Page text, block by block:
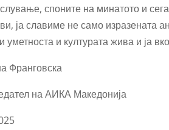
споните на минатото и
ја славиме не само изразената
уметноста и културата жива и ја
Франговска
на АИКА Македонија